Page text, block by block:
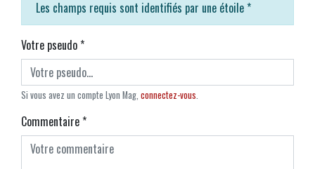
Les champs requis sont identifiés par une étoile *
Votre pseudo*
Si vous avez un compte Lyon Mag, connectez-vous.
Commentaire*